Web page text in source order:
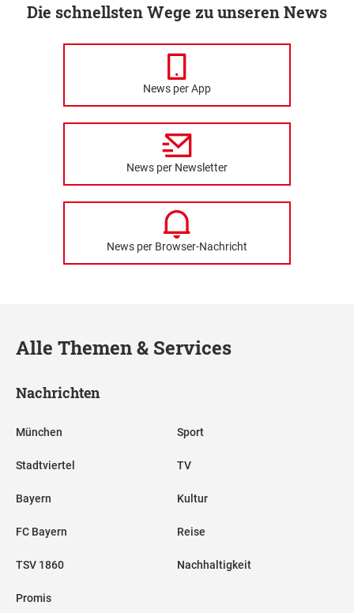
Die schnellsten Wege zu unseren News
News per App
News per Newsletter
News per Browser-Nachricht
Alle Themen & Services
Nachrichten
München
Stadtviertel
Bayern
FC Bayern
TSV 1860
Promis
Sport
TV
Kultur
Reise
Nachhaltigkeit